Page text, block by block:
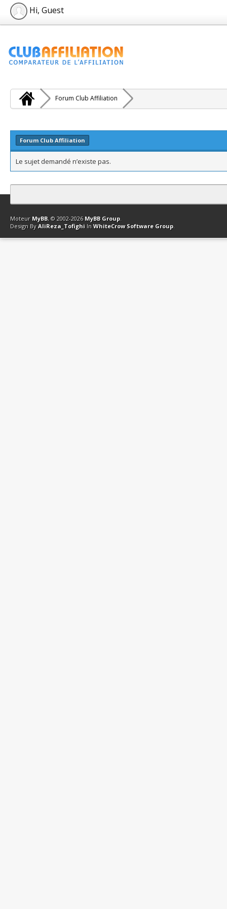
Hi, Guest
Forum Club Affiliation
Forum Club Affiliation
Le sujet demandé n’existe pas.
Contact Club Affiliation Retourner en haut Version bas-débit
Moteur MyBB, © 2002-2026 MyBB Group.
Design By AliReza_Tofighi In WhiteCrow Software Group.